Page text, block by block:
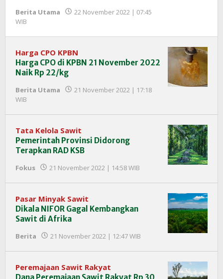
Berita Utama
22 November 2022 | 07:45
WIB
InfoSAWIT
Harga CPO KPBN
Harga CPO di KPBN 21 November 2022
Naik Rp 22/kg
Berita Utama
21 November 2022 | 17:18
WIB
InfoSAWIT
Tata Kelola Sawit
Pemerintah Provinsi Didorong
Terapkan RAD KSB
Fokus 21 November 2022 | 14:58 WIB
InfoSAWIT
Pasar Minyak Sawit
Dikala NIFOR Gagal Kembangkan
Sawit di Afrika
Berita 21 November 2022 | 12:47 WIB
InfoSAWIT
Peremajaan Sawit Rakyat
Dana Peremajaan Sawit Rakyat Rp 30